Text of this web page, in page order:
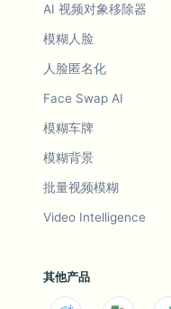
AI 视频对象移除器
模糊人脸
人脸匿名化
Face Swap AI
模糊车牌
模糊背景
批量视频模糊
Video Intelligence
其他产品